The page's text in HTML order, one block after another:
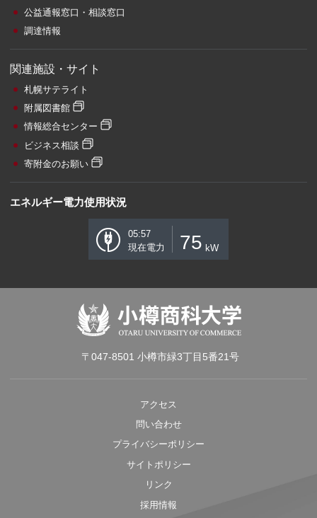
公益通報窓口・相談窓口
調達情報
関連施設・サイト
札幌サテライト
附属図書館
情報総合センター
ビジネス相談
寄附金のお願い
エネルギー電力使用状況
05:57
現在電力
75 kW
〒047-8501 小樽市緑3丁目5番21号
アクセス
問い合わせ
プライバシーポリシー
サイトポリシー
リンク
採用情報